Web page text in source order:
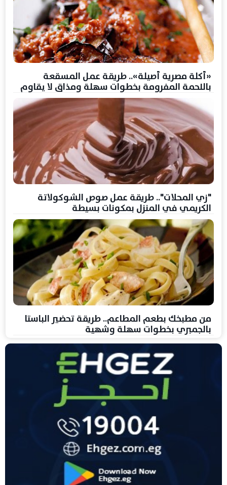
«أكلة مصرية أصيلة».. طريقة عمل المسقعة
باللحمة المفرومة بخطوات سهلة ومذاق لا يقاوم
"زي المحلات".. طريقة عمل صوص الشوكولاتة
الكريمي في المنزل بمكونات بسيطة
من مطبخك بطعم المطاعم.. طريقة تحضير الباستا
بالجمبري بخطوات سهلة وشهية